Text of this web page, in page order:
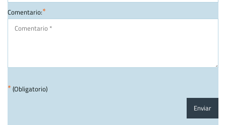
Comentario:*
*(Obligatorio)
Enviar